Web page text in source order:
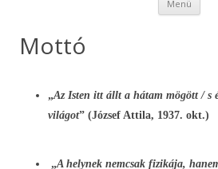
Menü
Mottó
„Az Isten itt állt a hátam mögött / s
világot” (József Attila, 1937. okt.)
„A helynek nemcsak fizikája,